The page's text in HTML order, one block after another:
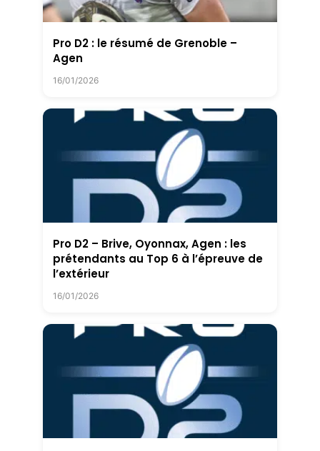
Pro D2 : le résumé de Grenoble –
Agen
16/01/2026
Pro D2 – Brive, Oyonnax, Agen : les
prétendants au Top 6 à l’épreuve de
l’extérieur
16/01/2026